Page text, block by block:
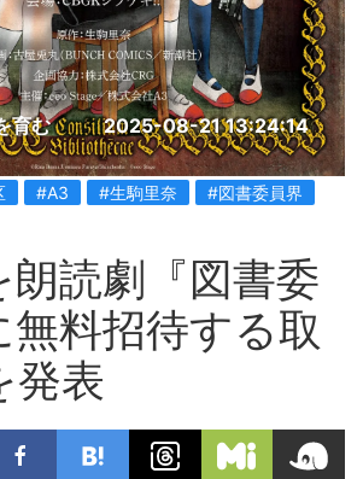
育む 2025-08-21 13:24:14
#A3 #生駒里奈 #図書委員界
朗読劇『図書委
無料招待する取
発表